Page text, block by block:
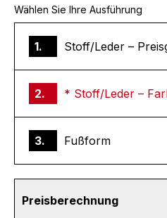
Wählen Sie Ihre Ausführung
1. Stoff/Leder –
2. * Stoff/Leder –
3. Fußform
Preisberechnung